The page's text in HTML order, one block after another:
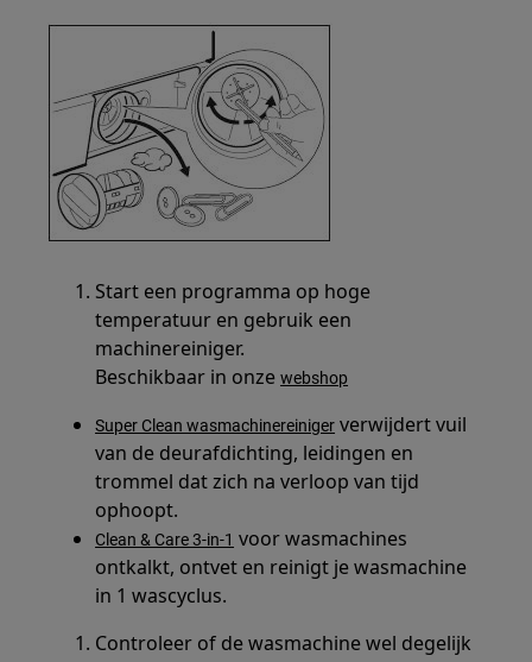
Start een programma op hoge
temperatuur en gebruik een
machinereiniger.
Beschikbaar in onzewebshop
Super Clean wasmachinereiniger verwijdert vuil
van de deurafdichting, leidingen en
trommel dat zich na verloop van tijd
ophoopt.
Clean & Care 3-in-1 voor wasmachines
ontkalkt, ontvet en reinigt je wasmachine
in 1 wascyclus.
Controleer of de wasmachine wel degelijk